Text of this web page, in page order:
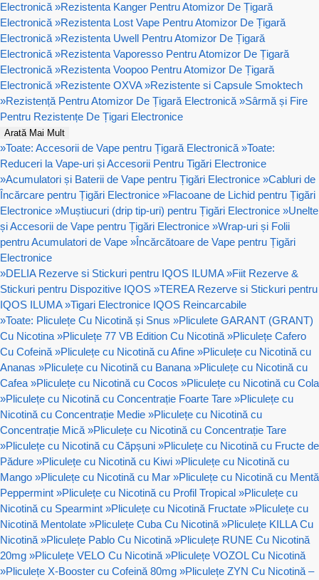
Electronică »Rezistenta Kanger Pentru Atomizor De Țigară
Electronică »Rezistenta Lost Vape Pentru Atomizor De Țigară
Electronică »Rezistenta Uwell Pentru Atomizor De Țigară
Electronică »Rezistenta Vaporesso Pentru Atomizor De Țigară
Electronică »Rezistenta Voopoo Pentru Atomizor De Țigară
Electronică »Rezistente OXVA »Rezistente si Capsule Smoktech
»Rezistență Pentru Atomizor De Țigară Electronică »Sârmă și Fire
Pentru Rezistențe De Țigari Electronice
Arată Mai Mult
»Toate: Accesorii de Vape pentru Țigară Electronică »Toate:
Reduceri la Vape-uri și Accesorii Pentru Tigări Electronice
»Acumulatori și Baterii de Vape pentru Țigări Electronice »Cabluri de
Încărcare pentru Țigări Electronice »Flacoane de Lichid pentru Țigări
Electronice »Muștiucuri (drip tip-uri) pentru Țigări Electronice »Unelte
și Accesorii de Vape pentru Țigări Electronice »Wrap-uri și Folii
pentru Acumulatori de Vape »Încărcătoare de Vape pentru Țigări
Electronice
»DELIA Rezerve si Stickuri pentru IQOS ILUMA »Fiit Rezerve &
Stickuri pentru Dispozitive IQOS »TEREA Rezerve si Stickuri pentru
IQOS ILUMA »Tigari Electronice IQOS Reincarcabile
»Toate: Pliculețe Cu Nicotină și Snus »Pliculete GARANT (GRANT)
Cu Nicotina »Pliculețe 77 VB Edition Cu Nicotină »Pliculețe Cafero
Cu Cofeină »Pliculețe cu Nicotină cu Afine »Pliculețe cu Nicotină cu
Ananas »Pliculețe cu Nicotină cu Banana »Pliculețe cu Nicotină cu
Cafea »Pliculețe cu Nicotină cu Cocos »Pliculețe cu Nicotină cu Cola
»Pliculețe cu Nicotină cu Concentrație Foarte Tare »Pliculețe cu
Nicotină cu Concentrație Medie »Pliculețe cu Nicotină cu
Concentrație Mică »Pliculețe cu Nicotină cu Concentrație Tare
»Pliculețe cu Nicotină cu Căpșuni »Pliculețe cu Nicotină cu Fructe de
Pădure »Pliculețe cu Nicotină cu Kiwi »Pliculețe cu Nicotină cu
Mango »Pliculețe cu Nicotină cu Mar »Pliculețe cu Nicotină cu Mentă
Peppermint »Pliculețe cu Nicotină cu Profil Tropical »Pliculețe cu
Nicotină cu Spearmint »Pliculețe cu Nicotină Fructate »Pliculețe cu
Nicotină Mentolate »Pliculețe Cuba Cu Nicotină »Pliculețe KILLA Cu
Nicotină »Pliculețe Pablo Cu Nicotină »Pliculețe RUNE Cu Nicotină
20mg »Pliculețe VELO Cu Nicotină »Pliculețe VOZOL Cu Nicotină
»Pliculețe X-Booster cu Cofeină 80mg »Pliculețe ZYN Cu Nicotină –